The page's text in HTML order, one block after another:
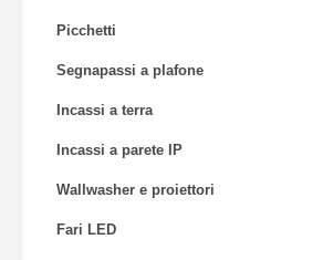
Picchetti
Segnapassi a plafone
Incassi a terra
Incassi a parete IP
Wallwasher e proiettori
Fari LED